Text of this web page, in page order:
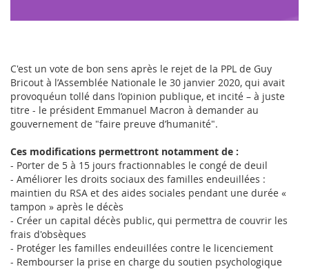
C'est un vote de bon sens après le rejet de la PPL de Guy
Bricout à l’Assemblée Nationale le 30 janvier 2020, qui avait
provoquéun tollé dans l’opinion publique, et incité – à juste
titre - le président Emmanuel Macron à demander au
gouvernement de "faire preuve d’humanité".
Ces modifications permettront notamment de :
- Porter de 5 à 15 jours fractionnables le congé de deuil
- Améliorer les droits sociaux des familles endeuillées :
maintien du RSA et des aides sociales pendant une durée «
tampon » après le décès
- Créer un capital décès public, qui permettra de couvrir les
frais d'obsèques
- Protéger les familles endeuillées contre le licenciement
- Rembourser la prise en charge du soutien psychologique